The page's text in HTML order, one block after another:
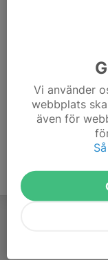
Vi använder
webbplats
även för